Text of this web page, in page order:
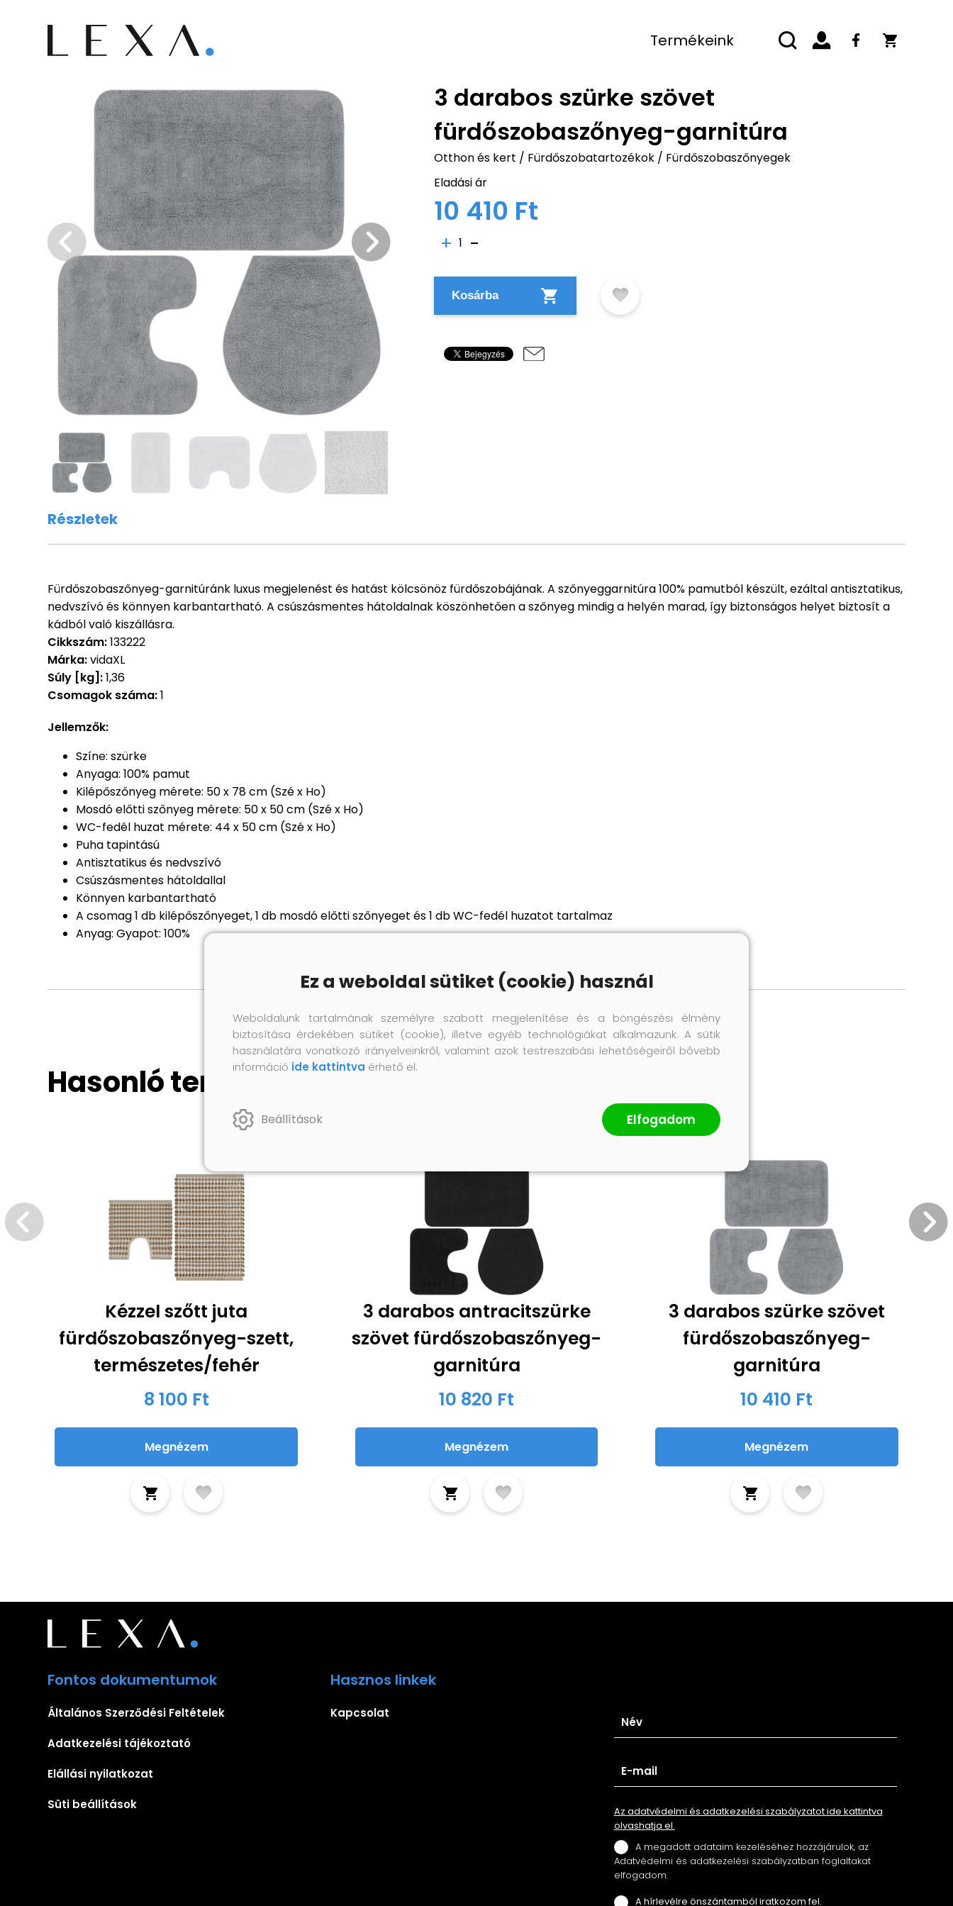
Termékeink
3 darabos szürke szövet
fürdőszobaszőnyeg-garnitúra
Otthon és kert / Fürdőszobatartozékok/ Fürdőszobaszőnyegek
Eladási ár
10 410 Ft
1
Kosárba
Részletek
Fürdőszobaszőnyeg-garnitúránk luxus megjelenést és hatást kölcsönöz fürdőszobájának. A szőnyeggarnitúra 100% pamutból készült, ezáltal antisztatikus,
nedvszívó és könnyen karbantartható. A csúszásmentes hátoldalnak köszönhetően a szőnyeg mindig a helyén marad, így biztonságos helyet biztosít a
kádból való kiszállásra.
Cikkszám:133222
Márka:vidaXL
Súly [kg]:1,36
Csomagok száma:1
Jellemzők:
Színe: szürke
Anyaga: 100% pamut
Kilépőszőnyeg mérete: 50 x 78 cm (Szé x Ho)
Mosdó előtti szőnyeg mérete: 50 x 50 cm (Szé x Ho)
WC-fedél huzat mérete: 44 x 50 cm (Szé x Ho)
Puha tapintású
Antisztatikus és nedvszívó
Csúszásmentes hátoldallal
Könnyen karbantartható
A csomag 1 db kilépőszőnyeget, 1 db mosdó előtti szőnyeget és 1 db WC-fedél huzatot tartalmaz
Anyag: Gyapot: 100%
Hasonló termékek
Kézzel szőtt juta
fürdőszobaszőnyeg-szett,
természetes/fehér
8 100 Ft
Megnézem
3 darabos antracitszürke
szövet fürdőszobaszőnyeg-
garnitúra
10 820 Ft
Megnézem
3 darabos szürke szövet
fürdőszobaszőnyeg-
garnitúra
10 410 Ft
Megnézem
Fontos dokumentumok
Általános Szerződési Feltételek
Adatkezelési tájékoztató
Elállási nyilatkozat
Süti beállítások
Hasznos linkek
Kapcsolat
Az adatvédelmi és adatkezelési szabályzatot ide kattintva
olvashatja el.
A megadott adataim kezeléséhez hozzájárulok, az
Adatvédelmi és adatkezelési szabályzatban foglaltakat
elfogadom.
A hírlevélre önszántamból iratkozom fel.
Ez a weboldal sütiket (cookie) használ
Weboldalunk tartalmának személyre szabott megjelenítése és a böngészési élmény
biztosítása érdekében sütiket (cookie), illetve egyéb technológiákat alkalmazunk. A sütik
használatára vonatkozó irányelveinkről, valamint azok testreszabási lehetőségeiről bővebb
információ ide kattintva érhető el.
Beállítások Elfogadom